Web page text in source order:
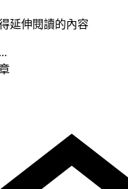
延伸閱讀的內容